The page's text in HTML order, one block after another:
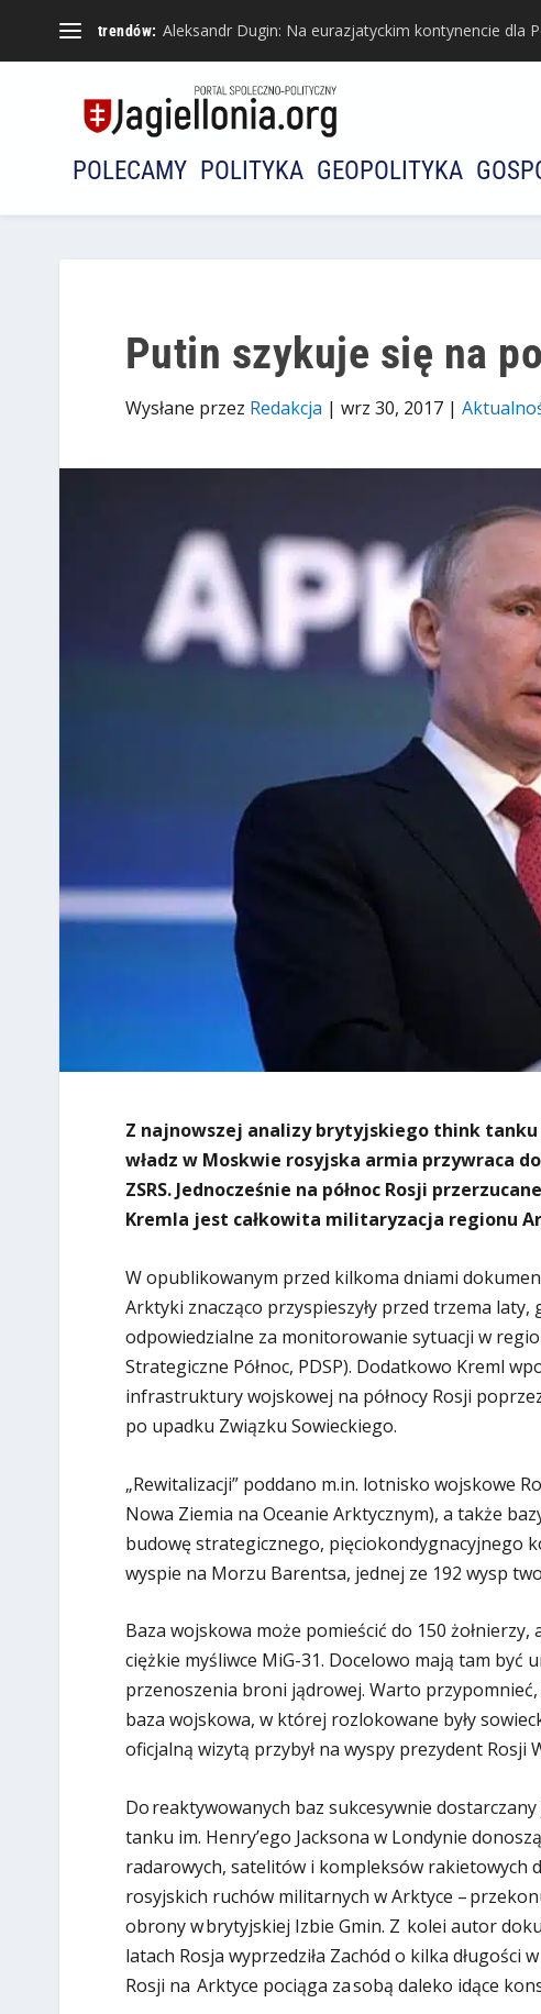
trendów: Aleksandr Dugin: Na eurazjatyckim kontynencie dla
POLECAMY POLITYKA GEOPOLITYKA
Putin szykuje się na
Wysłane przez Redakcja | wrz 30, 2017|
Z najnowszej analizy brytyjskiego think tanku
władz w Moskwie rosyjska armia przywraca
ZSRS. Jednocześnie na północ Rosji
Kremla jest całkowita militaryzacja regionu
W opublikowanym przed kilkoma dniami
Arktyki znacząco przyspieszyły przed trzema
odpowiedzialne za monitorowanie sytuacji w
Strategiczne Północ, PDSP). Dodatkowo Kreml
infrastruktury wojskowej na północy Rosji
po upadku Związku Sowieckiego.
„Rewitalizacji” poddano m.in. lotnisko wojskowe
Nowa Ziemia na Oceanie Arktycznym), a także
budowę strategicznego, pięciokondygnacyjnego
wyspie na Morzu Barentsa, jednej ze 192 wysp
Baza wojskowa może pomieścić do 150
ciężkie myśliwce MiG-31. Docelowo mają tam być
przenoszenia broni jądrowej. Warto
baza wojskowa, w której rozlokowane były
oficjalną wizytą przybył na wyspy prezydent Rosji
Do reaktywowanych baz sukcesywnie
tanku im. Henry’ego Jacksona w Londynie
radarowych, satelitów i kompleksów rakietowych
rosyjskich ruchów militarnych w Arktyce –
obrony w brytyjskiej Izbie Gmin. Z kolei autor
latach Rosja wyprzedziła Zachód o kilka długości
Rosji na Arktyce pociąga za sobą daleko idące